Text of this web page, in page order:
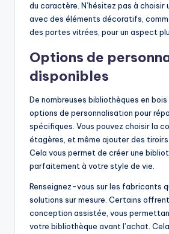
du caractère. N’hésitez pas à choisir
avec des éléments décoratifs,
des portes vitrées, pour un aspect
Options de
disponibles
De nombreuses bibliothèques en
options de personnalisation pour
spécifiques. Vous pouvez choisir la
étagères, et même ajouter des tiroirs
Cela vous permet de créer une
parfaitement à votre style de vie.
Renseignez-vous sur les fabricants
solutions sur mesure. Certains
conception assistée, vous
votre bibliothèque avant l’achat.